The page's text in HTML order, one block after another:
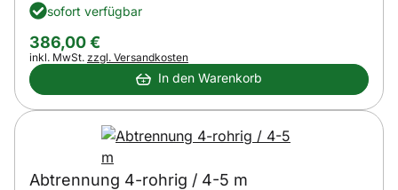
sofort verfügbar
386,00€
Steuerhinweis:
inkl. MwSt. zzgl. Versandkosten
In den Warenkorb
Abtrennung 4-rohrig / 4-5 m